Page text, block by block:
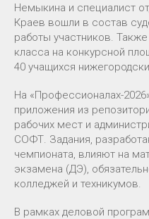
Немыкина и специалист
Краев вошли в состав
работы участников.
класса на конкурсной
40 учащихся
На «Профессионалах-
приложения из
рабочих мест и
СОФТ. Задания,
чемпионата, влияют на
экзамена (ДЭ),
колледжей и техникумов.
В рамках деловой